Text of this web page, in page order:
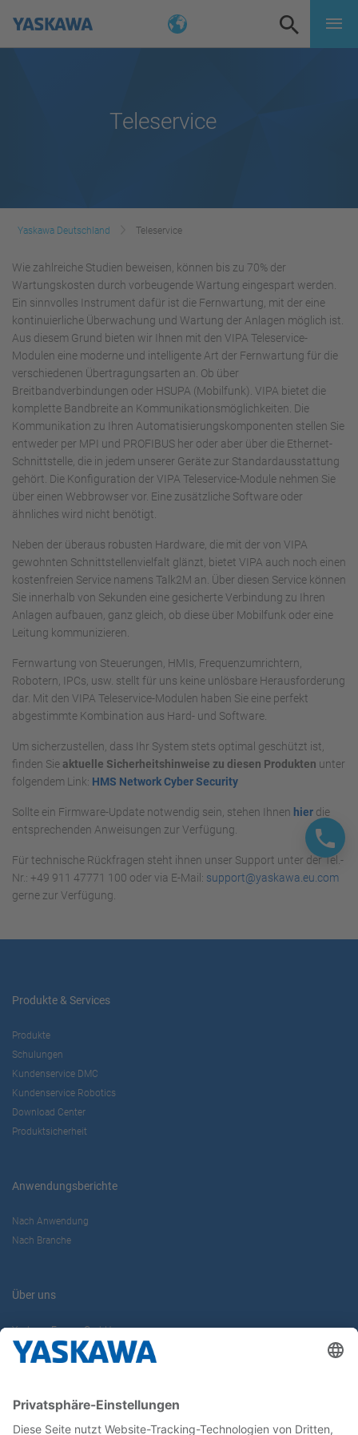
Teleservice
Yaskawa Deutschland Teleservice
Wie zahlreiche Studien beweisen, können bis zu 70% der
Wartungskosten durch vorbeugende Wartung eingespart werden.
Ein sinnvolles Instrument dafür ist die Fernwartung, mit der eine
kontinuierliche Überwachung und Wartung der Anlagen möglich ist.
Aus diesem Grund bieten wir Ihnen mit den VIPA Teleservice-
Modulen eine moderne und intelligente Art der Fernwartung für die
verschiedenen Übertragungsarten an. Ob über
Breitbandverbindungen oder HSUPA (Mobilfunk). VIPA bietet die
komplette Bandbreite an Kommunikationsmöglichkeiten. Die
Kommunikation zu Ihren Automatisierungskomponenten stellen Sie
entweder per MPI und PROFIBUS her oder aber über die Ethernet-
Schnittstelle, die in jedem unserer Geräte zur Standardausstattung
gehört. Die Konfiguration der VIPA Teleservice-Module nehmen Sie
über einen Webbrowser vor. Eine zusätzliche Software oder
ähnliches wird nicht benötigt.
Neben der überaus robusten Hardware, die mit der von VIPA
gewohnten Schnittstellenvielfalt glänzt, bietet VIPA auch noch einen
kostenfreien Service namens Talk2M an. Über diesen Service können
Sie innerhalb von Sekunden eine gesicherte Verbindung zu Ihren
Anlagen aufbauen, ganz gleich, ob diese über Mobilfunk oder eine
Leitung kommunizieren.
Fernwartung von Steuerungen, HMIs, Frequenzumrichtern,
Robotern, IPCs, usw. stellt für uns keine unlösbare Herausforderung
dar. Mit den VIPA Teleservice-Modulen haben Sie eine perfekt
abgestimmte Kombination aus Hard- und Software.
Um sicherzustellen, dass Ihr System stets optimal geschützt ist,
finden Sie aktuelle Sicherheitshinweise zu diesen Produkten unter
folgendem Link: HMS Network Cyber Security
Sollte ein Firmware-Update notwendig sein, stehen Ihnen hier die
entsprechenden Anweisungen zur Verfügung.
Für technische Rückfragen steht ihnen unser Support unter der Tel.-
Nr.: +49 911 47771 100 oder via E-Mail: support@yaskawa.eu.com
gerne zur Verfügung.
Produkte & Services
Produkte
Schulungen
Kundenservice DMC
Kundenservice Robotics
Download Center
Produktsicherheit
Anwendungsberichte
Nach Anwendung
Nach Branche
Über uns
Yaskawa Europe GmbH
Karriere
Newsletter